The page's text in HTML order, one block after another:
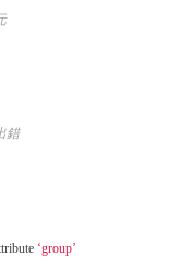
錯
‘group’